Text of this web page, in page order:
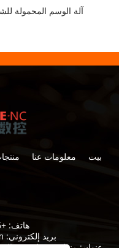
بيت معلومات عنا
هاتف:+86-18615662332
بريد إلكتروني: